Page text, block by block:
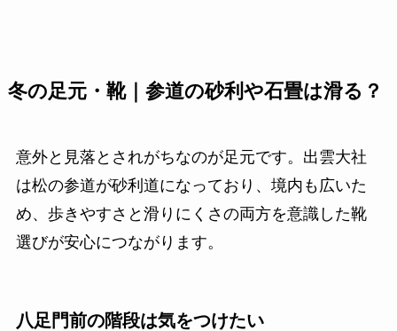
冬の足元・靴｜参道の砂利や石畳は滑る？
意外と見落とされがちなのが足元です。出雲大社
は松の参道が砂利道になっており、境内も広いた
め、歩きやすさと滑りにくさの両方を意識した靴
選びが安心につながります。
八足門前の階段は気をつけたい